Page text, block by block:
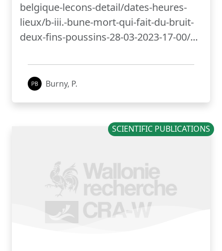
belgique-lecons-detail/dates-heures-
lieux/b-iii.-bune-mort-qui-fait-du-bruit-
deux-fins-poussins-28-03-2023-17-00/...
Burny, P.
SCIENTIFIC PUBLICATIONS